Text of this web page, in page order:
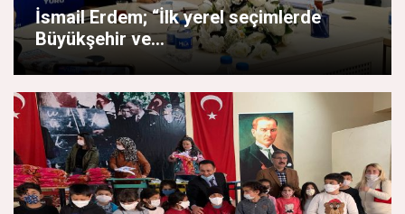
İsmail Erdem; “İlk yerel seçimlerde
Büyükşehir ve...